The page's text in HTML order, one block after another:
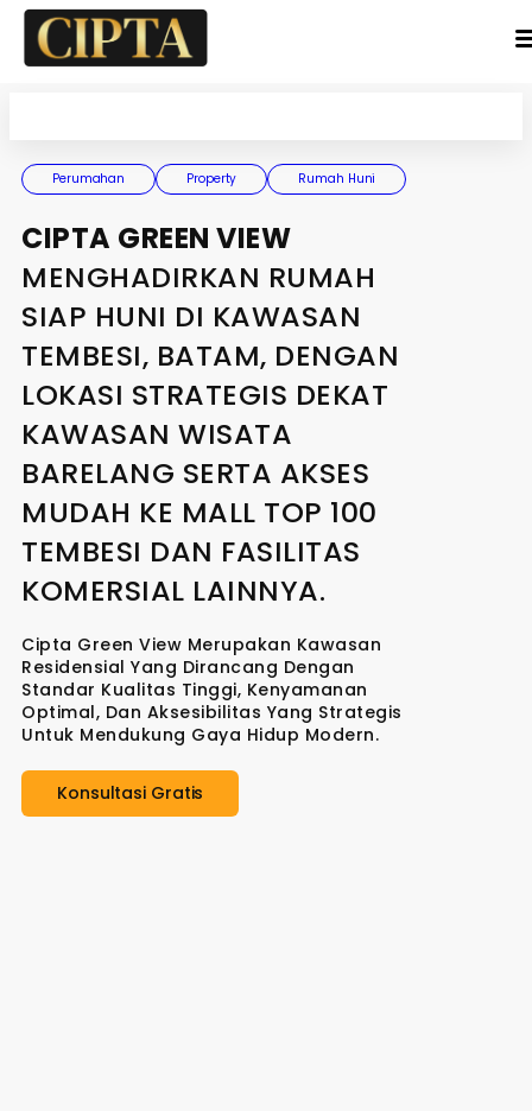
content
Perumahan Property Rumah Huni
CIPTA GREEN VIEW
MENGHADIRKAN RUMAH
SIAP HUNI DI KAWASAN
TEMBESI, BATAM, DENGAN
LOKASI STRATEGIS DEKAT
KAWASAN WISATA
BARELANG SERTA AKSES
MUDAH KE MALL TOP 100
TEMBESI DAN FASILITAS
KOMERSIAL LAINNYA.
Cipta Green View Merupakan Kawasan
Residensial Yang Dirancang Dengan
Standar Kualitas Tinggi, Kenyamanan
Optimal, Dan Aksesibilitas Yang Strategis
Untuk Mendukung Gaya Hidup Modern.
Konsultasi Gratis